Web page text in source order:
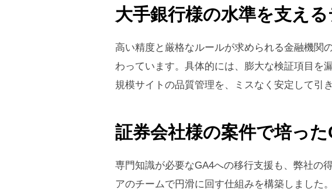
大手銀行様の水準を支え
高い精度と厳格なルールが求められる金融機関
わっています。具体的には、膨大な検証項目を
規模サイトの品質管理を、ミスなく安定して引
証券会社様の案件で培っ
専門知識が必要なGA4への移行支援も、弊社の
アのチームで円滑に回す仕組みを構築しました